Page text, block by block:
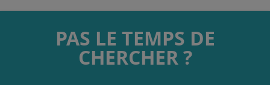
PAS LE TEMPS DE
CHERCHER ?